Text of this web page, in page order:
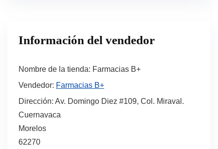
Información del vendedor
Nombre de la tienda: Farmacias B+
Vendedor: Farmacias B+
Dirección: Av. Domingo Diez #109, Col. Miraval.
Cuernavaca
Morelos
62270